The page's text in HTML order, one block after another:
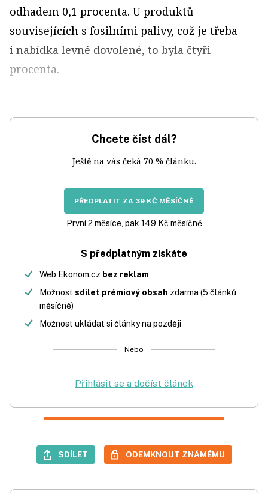
odhadem 0,1 procenta. U produktů
souvisejících s fosilními palivy, což je třeba
i nabídka levné dovolené, to byla čtyři
procenta.
Chcete číst dál?
Ještě na vás čeká 70 % článku.
PŘEDPLATIT ZA 39 KČ MĚSÍČNĚ
První 2 měsíce, pak 149 Kč měsíčně
S předplatným získáte
Web Ekonom.cz bez reklam
Možnost sdílet prémiový obsah zdarma (5 článků
měsíčně)
Možnost ukládat si články na později
Nebo
Přihlásit se a dočíst článek
SDÍLET ODEMKNOUT ZNÁMÉMU